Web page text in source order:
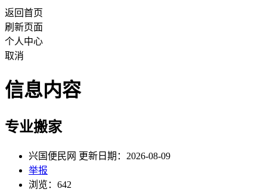
返回首页
刷新页面
个人中心
取消
信息内容
专业搬家
兴国便民网 更新日期：2026-08-09
举报
浏览：642